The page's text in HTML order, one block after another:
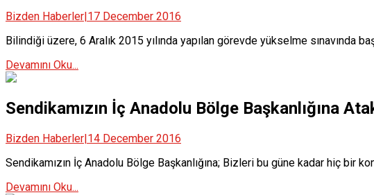
Bizden Haberler|17 December 2016
Bilindiği üzere, 6 Aralık 2015 yılında yapılan görevde yükselme sınavında
Devamını Oku...
Sendikamızın İç Anadolu Bölge Başkanlığına
Bizden Haberler 14 December 2016
Sendikamızın İç Anadolu Bölge Başkanlığına; Bizleri bu güne kadar hiç bir
Devamını Oku...